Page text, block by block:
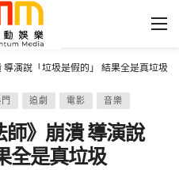
演說「垃圾是假的」 結果全是真垃圾
追劇 電影 音樂
》崩潰 導演說
全是真垃圾